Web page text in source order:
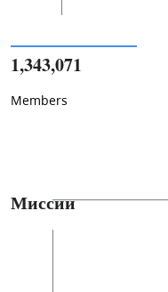
1,343,071
Members
Миссии